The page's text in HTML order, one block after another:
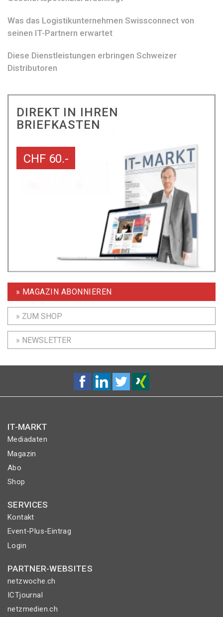
Was das Logistikunternehmen Swissconnect von
seinen IT-Partnern erwartet
Diese Dienstleistungen erbringen Schweizer
Distributoren
DIREKT IN IHREN
BRIEFKASTEN
CHF 60.-
» MAGAZIN ABONNIEREN
» ZUM SHOP
» NEWSLETTER
IT-MARKT
Mediadaten
Magazin
Abo
Shop
SERVICES
Kontakt
Event-Plus-Eintrag
Login
PARTNER-WEBSITES
netzwoche.ch
ICTjournal
netzmedien.ch